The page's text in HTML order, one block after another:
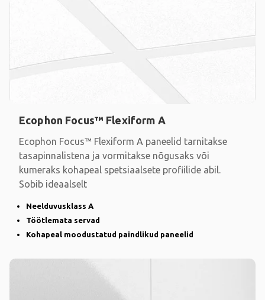
Ecophon Focus™ Flexiform A
Ecophon Focus™ Flexiform A paneelid tarnitakse
tasapinnalistena ja vormitakse nõgusaks või
kumeraks kohapeal spetsiaalsete profiilide abil.
Sobib ideaalselt
Neelduvusklass A
Töötlemata servad
Kohapeal moodustatud paindlikud paneelid